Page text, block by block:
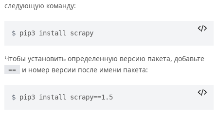
следующую команду:
pip3 install scrapy
Чтобы установить определенную версию пакета, добавьте
==
и номер версии после имени пакета:
pip3 install scrapy==1.5